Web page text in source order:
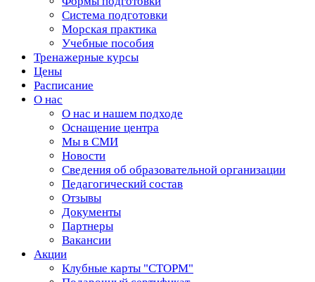
Cистема подготовки
Морская практика
Учебные пособия
Тренажерные курсы
Цены
Расписание
О нас
О нас и нашем подходе
Оснащение центра
Мы в СМИ
Новости
Сведения об образовательной организации
Педагогический состав
Отзывы
Документы
Партнеры
Вакансии
Акции
Клубные карты "СТОРМ"